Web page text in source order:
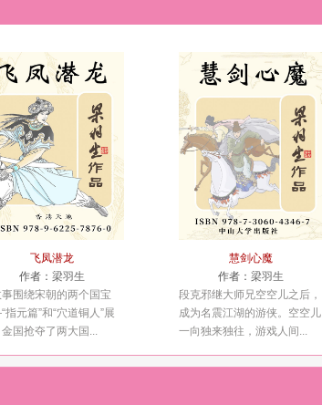
飞凤潜龙
作者： 梁羽生
围绕宋朝的两个国宝
元篇”和“穴道铜人”展
国抢夺了两大国...
慧剑心魔
作者： 梁羽生
段克邪继大师兄空空儿之后，
成为名震江湖的游侠。空空儿
一向独来独往，游戏人间...